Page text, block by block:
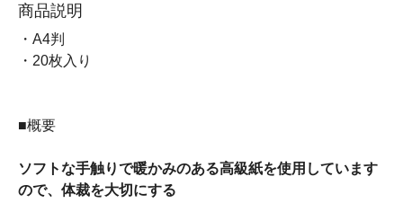
商品説明
・A4判
・20枚入り
■概要
ソフトな手触りで暖かみのある高級紙を使用しています
ので、体裁を大切にする